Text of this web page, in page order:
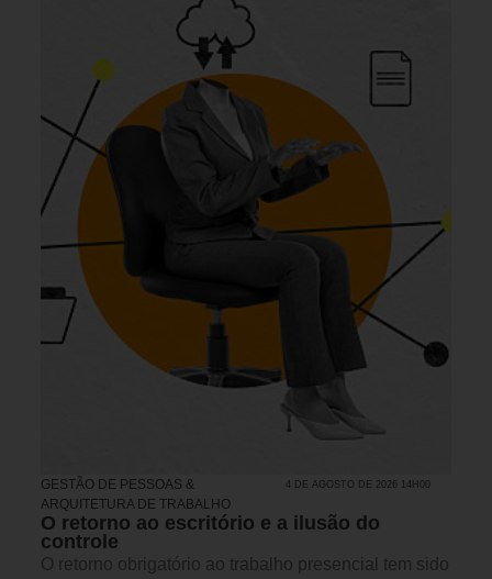
GESTÃO DE PESSOAS &
ARQUITETURA DE TRABALHO
4 DE AGOSTO DE 2026 14H00
O retorno ao escritório e a ilusão do
controle
O retorno obrigatório ao trabalho presencial tem sido